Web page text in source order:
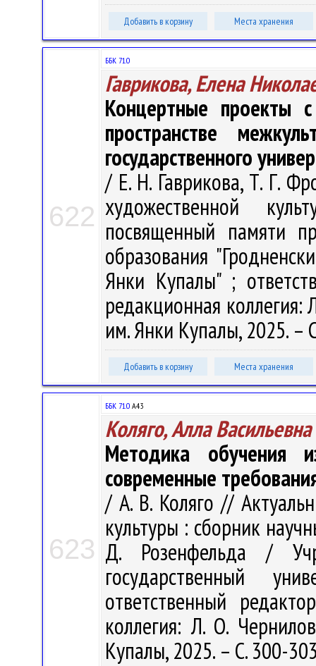
Добавить в корзину Места хранения
622
ББК 71.0
Гаврикова, Елена
Концертные проекты
пространстве
государственного
/ Е. Н. Гаврикова, Т. Г.
художественной
посвященный памяти
образования
Янки Купалы" ;
редакционная коллегия:
им. Янки Купалы, 2025. –
Добавить в корзину Места хранения
623
ББК 71.0 А43
Коляго, Алла Васильевна
Методика обучения
современные
/ А. В. Коляго //
культуры : сборник
Д. Розенфельда /
государственный
ответственный
коллегия: Л. О.
Купалы, 2025. – С. 300-